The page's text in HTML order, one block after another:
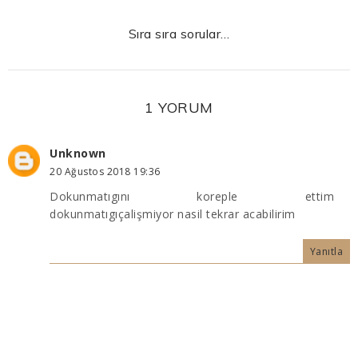
Sıra sıra sorular…
1 YORUM
Unknown
20 Ağustos 2018 19:36
Dokunmatıgını koreple ettim
dokunmatıgıçalişmiyor nasil tekrar acabilirim
Yanıtla